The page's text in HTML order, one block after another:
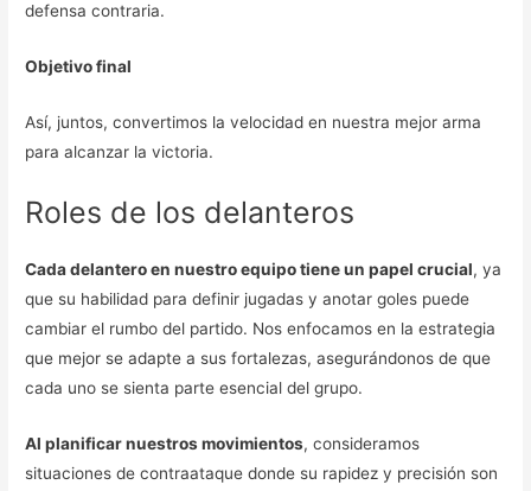
defensa contraria.
Objetivo final
Así, juntos, convertimos la velocidad en nuestra mejor arma
para alcanzar la victoria.
Roles de los delanteros
Cada delantero en nuestro equipo tiene un papel crucial, ya
que su habilidad para definir jugadas y anotar goles puede
cambiar el rumbo del partido. Nos enfocamos en la estrategia
que mejor se adapte a sus fortalezas, asegurándonos de que
cada uno se sienta parte esencial del grupo.
Al planificar nuestros movimientos, consideramos
situaciones de contraataque donde su rapidez y precisión son